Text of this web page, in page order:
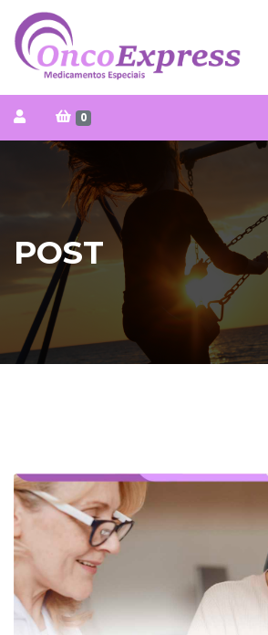
0
POST